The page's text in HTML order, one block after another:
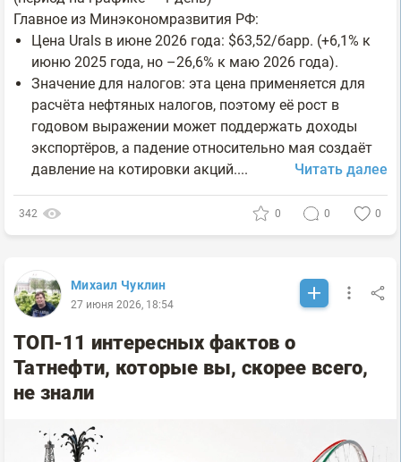
Главное из Минэкономразвития РФ:
Цена Urals в июне 2026 года: $63,52/барр. (+6,1% к
июню 2025 года, но –26,6% к маю 2026 года).
Значение для налогов: эта цена применяется для
расчёта нефтяных налогов, поэтому её рост в
годовом выражении может поддержать доходы
экспортёров, а падение относительно мая создаёт
давление на котировки акций....
Читать далее
342 0 0 0
Михаил Чуклин
27 июня 2026, 18:54
ТОП-11 интересных фактов о
Татнефти, которые вы, скорее всего,
не знали